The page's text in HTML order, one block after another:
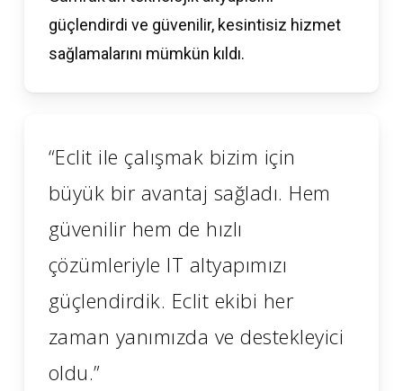
güçlendirdi ve güvenilir, kesintisiz hizmet
sağlamalarını mümkün kıldı.
“Eclit ile çalışmak bizim için
büyük bir avantaj sağladı. Hem
güvenilir hem de hızlı
çözümleriyle IT altyapımızı
güçlendirdik. Eclit ekibi her
zaman yanımızda ve destekleyici
oldu.”